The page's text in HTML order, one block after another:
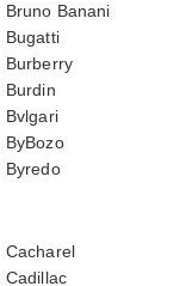
Bruno Banani
Bugatti
Burberry
Burdin
Bvlgari
ByBozo
Byredo
Cacharel
Cadillac